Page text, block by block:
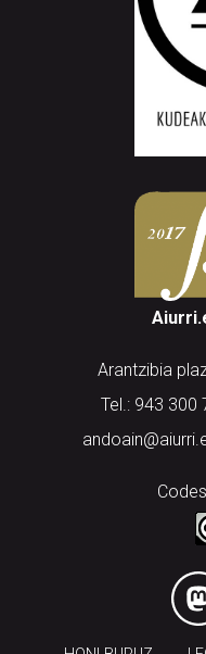
Arantzibia
Tel.: 943 300